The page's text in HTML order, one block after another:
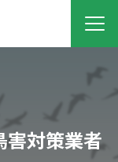
害対策業者